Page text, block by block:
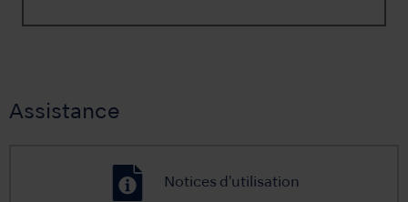
Assistance
Notices d'utilisation